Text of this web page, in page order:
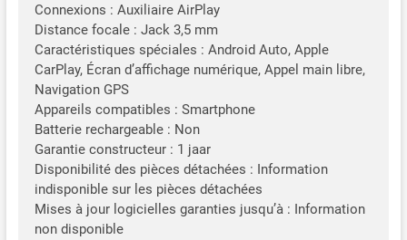
Connexions : Auxiliaire AirPlay
Distance focale : Jack 3,5 mm
Caractéristiques spéciales : Android Auto, Apple
CarPlay, Écran d’affichage numérique, Appel main libre,
Navigation GPS
Appareils compatibles : Smartphone
Batterie rechargeable : Non
Garantie constructeur : 1 jaar
Disponibilité des pièces détachées : Information
indisponible sur les pièces détachées
Mises à jour logicielles garanties jusqu’à : Information
non disponible